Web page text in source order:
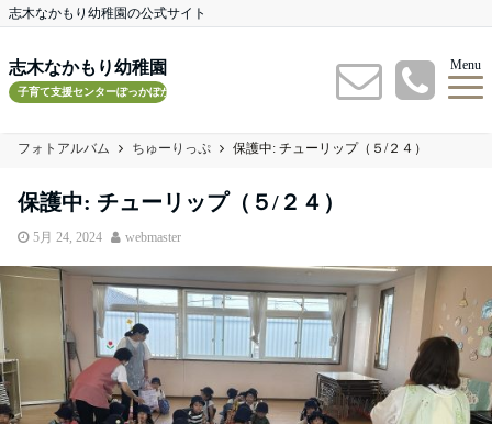
志木なかもり幼稚園の公式サイト
志木なかもり幼稚園
子育て支援センターぽっかぽかルーム
Menu
フォトアルバム ちゅーりっぷ 保護中: チューリップ（５/２４）
保護中: チューリップ（５/２４）
5月 24, 2024 webmaster